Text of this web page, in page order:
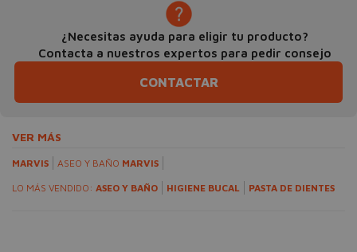
¿Necesitas ayuda para eligir tu producto?
Contacta a nuestros expertos para pedir consejo
CONTACTAR
VER MÁS
MARVIS ASEO Y BAÑO MARVIS
LO MÁS VENDIDO: ASEO Y BAÑO HIGIENE BUCAL PASTA DE DIENTES